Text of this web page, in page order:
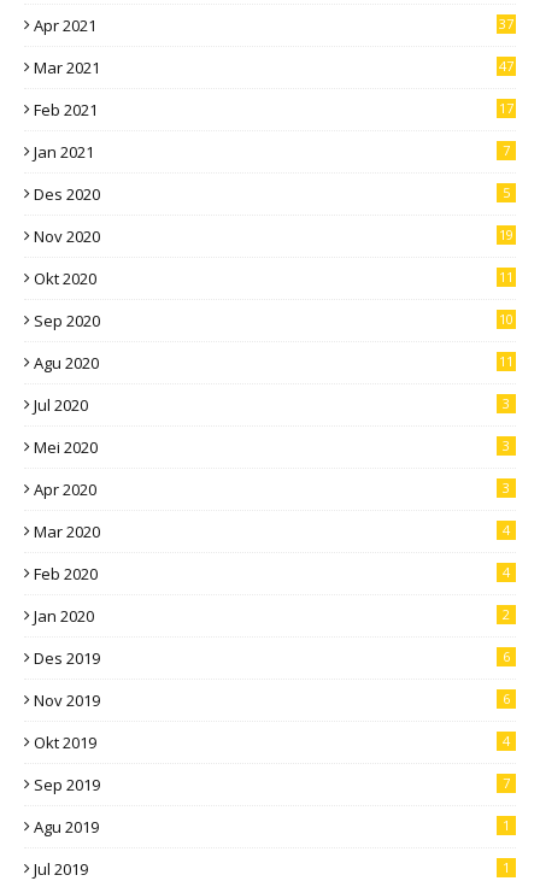
Apr 2021 37
Mar 2021 47
Feb 2021 17
Jan 2021 7
Des 2020 5
Nov 2020 19
Okt 2020 11
Sep 2020 10
Agu 2020 11
Jul 2020 3
Mei 2020 3
Apr 2020 3
Mar 2020 4
Feb 2020 4
Jan 2020 2
Des 2019 6
Nov 2019 6
Okt 2019 4
Sep 2019 7
Agu 2019 1
Jul 2019 1